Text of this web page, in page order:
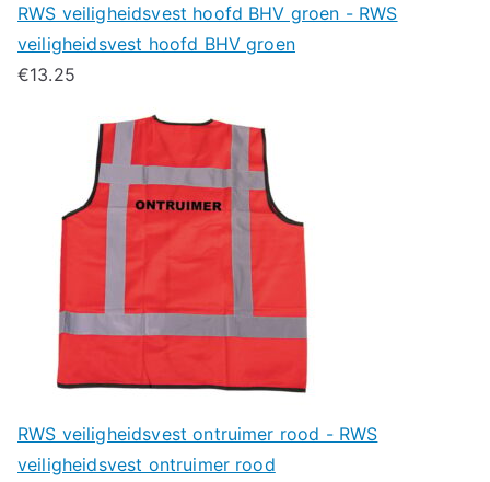
RWS veiligheidsvest hoofd BHV groen - RWS
veiligheidsvest hoofd BHV groen
€13.25
RWS veiligheidsvest ontruimer rood - RWS
veiligheidsvest ontruimer rood